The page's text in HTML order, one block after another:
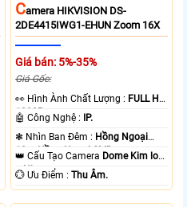
CAmera HIKVISION DS-
2DE4415IWG1-EHUN Zoom 16X
Giá bán: 5%-35%
Giá Gốc:
️👀 Hình Ành Chất Lượng : FULL HD
1080P .
🤖️ Công Nghệ :
IP.
❃ Nhìn Ban Đêm : Hồng Ngoại
10m Hồng Ngoại SMD.
👑 Cấu Tạo Camera Dome Kim loại
+ Nhựa.
️💮 Ưu Điểm :Thu Âm.